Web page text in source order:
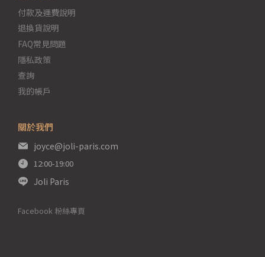
關於我們
joyce@joli-paris.com
12:00-19:00
Joli Paris
付款及運費說明
退換貨說明
FAQ常見問題
隱私政策
查詢
我的帳戶
Facebook 粉絲專頁